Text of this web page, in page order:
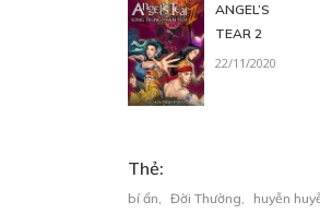
ANGEL’S
TEAR 2
22/11/2020
Thẻ:
bí ẩn Đời Thường huyễn